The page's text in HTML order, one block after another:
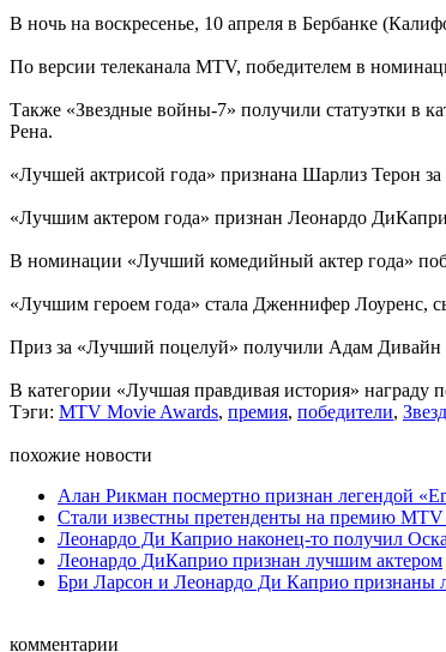
В ночь на воскресенье, 10 апреля в Бербанке
По версии телеканала MTV, победителем в
Также «Звездные войны-7» получили статуэтки в
Рена.
«Лучшей актрисой года» признана Шарлиз Терон
«Лучшим актером года» признан Леонардо
В номинации «Лучший комедийный актер года»
«Лучшим героем года» стала Дженнифер Лоуренс,
Приз за «Лучший поцелуй» получили Адам Дивайн
В категории «Лучшая правдивая история» награду
Тэги: MTV Movie Awards, премия, победители,
похожие новости
Алан Рикман посмертно признан легендой
Стали известны претенденты на премию
Леонардо Ди Каприо наконец-то получил
Леонардо ДиКаприо признан лучшим актером
Бри Ларсон и Леонардо Ди Каприо признаны
комментарии